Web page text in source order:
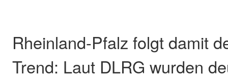
Rheinland-Pfalz folgt damit
Trend: Laut DLRG wurden